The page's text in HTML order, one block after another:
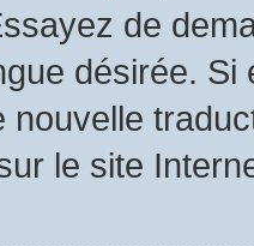
de
désirée.
nouvelle
le site